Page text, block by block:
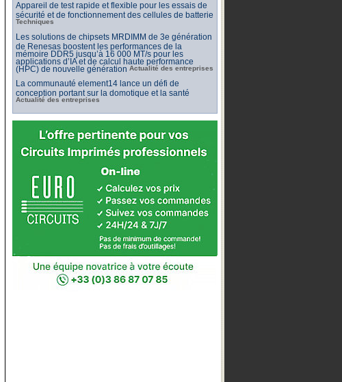
Appareil de test rapide et flexible pour les essais de
sécurité et de fonctionnement des cellules de batterie
Techniques
Les solutions de chipsets MRDIMM de 3e génération
de Renesas boostent les performances de la
mémoire DDR5 jusqu’à 16 000 MT/s pour les
applications d’IA et de calcul haute performance
(HPC) de nouvelle génération Actualité des entreprises
La communauté element14 lance un défi de
conception portant sur la domotique et la santé
Actualité des entreprises